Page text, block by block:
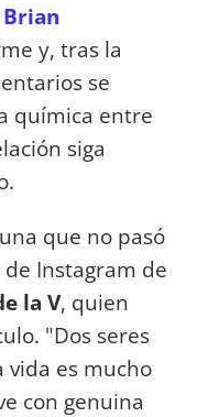
Brian
y, tras la
se
química entre
siga
que no pasó
Instagram de
la V, quien
"Dos seres
vida es mucho
con genuina